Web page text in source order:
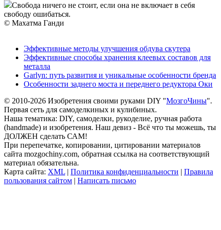
Свобода ничего не стоит, если она не включает в себя
свободу ошибаться.
© Махатма Ганди
Эффективные методы улучшения обдува скутера
Эффективные способы хранения клеевых составов для
металла
Garlyn: путь развития и уникальные особенности бренда
Особенности заднего моста и переднего редуктора Оки
© 2010-2026 Изобретения своими руками DIY "МозгоЧины".
Первая сеть для самоделкиных и кулибиных.
Наша тематика: DIY, самоделки, рукоделие, ручная работа
(handmade) и изобретения. Наш девиз - Всё что ты можешь, ты
ДОЛЖЕН сделать САМ!
При перепечатке, копировании, цитировании материалов
сайта mozgochiny.com, обратная ссылка на соответствующий
материал обязательна.
Карта сайта: XML | Политика конфиденциальности | Правила
пользования сайтом | Написать письмо